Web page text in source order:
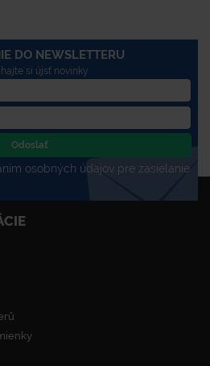
DO NEWSLETTERU
si újsť novinky
Odoslať
osobných údajov pre zasielanie